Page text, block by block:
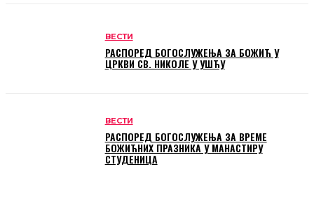
ВЕСТИ
РАСПОРЕД БОГОСЛУЖЕЊА ЗА БОЖИЋ У
ЦРКВИ СВ. НИКОЛЕ У УШЋУ
ВЕСТИ
РАСПОРЕД БОГОСЛУЖЕЊА ЗА ВРЕМЕ
БОЖИЋНИХ ПРАЗНИКА У МАНАСТИРУ
СТУДЕНИЦА